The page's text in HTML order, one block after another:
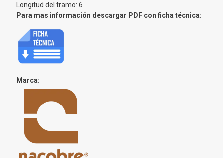
Longitud del tramo: 6
Para mas información descargar PDF con ficha técnica:
Marca: